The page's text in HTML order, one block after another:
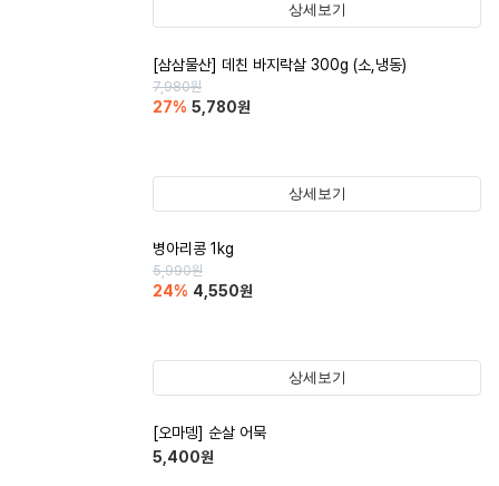
상세보기
[삼삼물산] 데친 바지락살 300g (소,냉동)
7,980원
27% 5,780원
상세보기
병아리콩 1kg
5,990원
24% 4,550원
상세보기
[오마뎅] 순살 어묵
5,400원